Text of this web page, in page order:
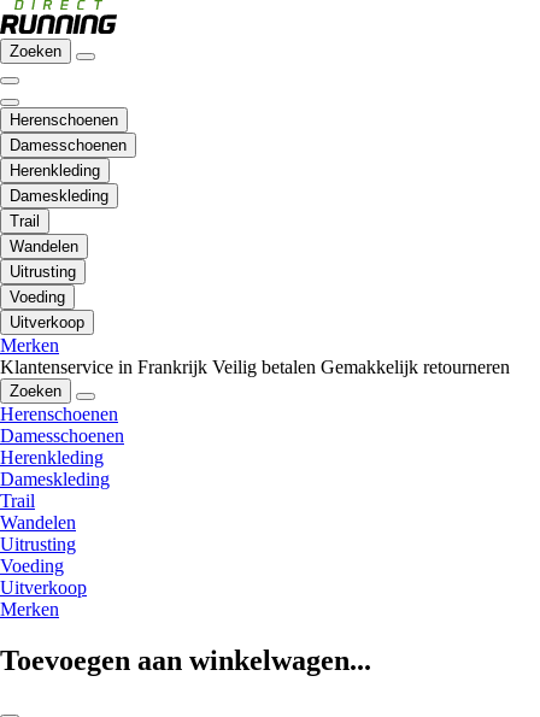
Zoeken
Herenschoenen
Damesschoenen
Herenkleding
Dameskleding
Trail
Wandelen
Uitrusting
Voeding
Uitverkoop
Merken
Klantenservice in Frankrijk Veilig betalen Gemakkelijk retourneren
Zoeken
Herenschoenen
Damesschoenen
Herenkleding
Dameskleding
Trail
Wandelen
Uitrusting
Voeding
Uitverkoop
Merken
Toevoegen aan winkelwagen...